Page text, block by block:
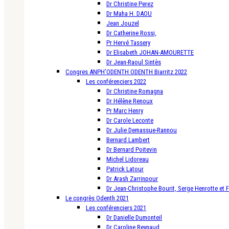
Dr Christine Perez
Dr Maha H. DAOU
Jean Jouzel
Dr Catherine Rossi,
Pr Hervé Tassery
Dr Elisabeth JOHAN-AMOURETTE
Dr Jean-Raoul Sintès
Congres ANPH’ODENTH ODENTH Biarritz 2022
Les conférenciers 2022
Dr Christine Romagna
Dr Hélène Renoux
Pr Marc Henry
Dr Carole Leconte
Dr Julie Demassue-Rannou
Bernard Lambert
Dr Bernard Poitevin
Michel Lidoreau
Patrick Latour
Dr Arash Zarrinpour
Dr Jean-Christophe Bourit, Serge Henrotte et
Le congrès Odenth 2021
Les conférenciers 2021
Dr Danielle Dumonteil
Dr Caroline Reynaud